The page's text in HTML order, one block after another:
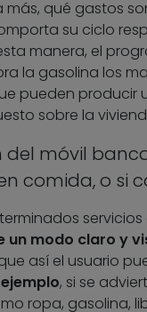
qué gastos
su ciclo
manera, el
la gasolina los
pueden producir
sobre la
del móvil
comida, o si
modo claro y
así el usuario
ejemplo, si se
ropa, gasolina,